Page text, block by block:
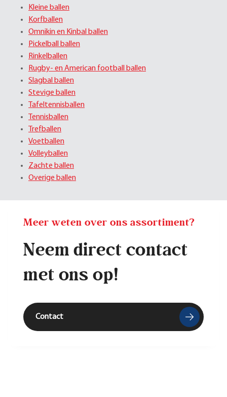
Kleine ballen
Korfballen
Omnikin en Kinbal ballen
Pickelball ballen
Rinkelballen
Rugby- en American football ballen
Slagbal ballen
Stevige ballen
Tafeltennisballen
Tennisballen
Trefballen
Voetballen
Volleyballen
Zachte ballen
Overige ballen
Meer weten over ons assortiment?
Neem direct contact
met ons op!
Contact